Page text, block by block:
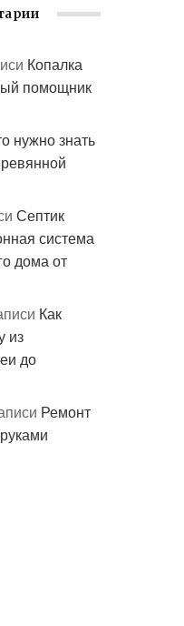
Копалка
помощник
нужно знать
Септик
система
дома от
Как
из
до
Ремонт